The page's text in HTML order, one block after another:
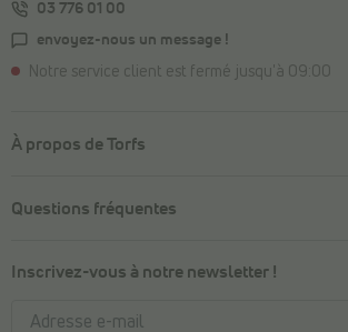
03 776 01 00
envoyez-nous un message !
Notre service client est fermé jusqu'à 09:00
À propos de Torfs
Questions fréquentes
Inscrivez-vous à notre newsletter !